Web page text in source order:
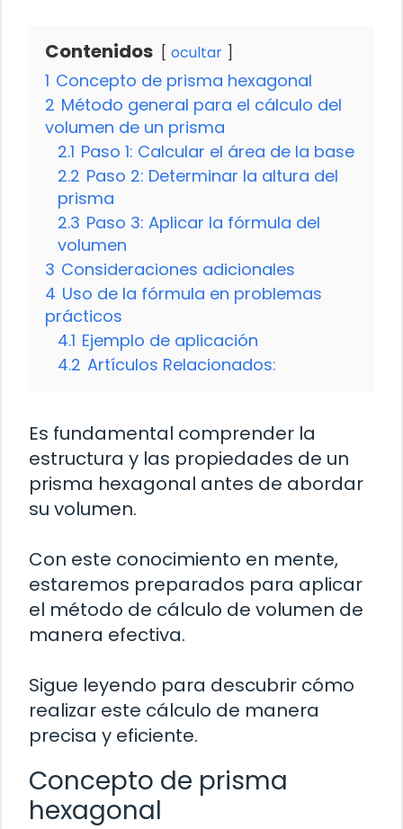
Contenidos ocultar
1 Concepto de prisma hexagonal
2 Método general para el cálculo del
volumen de un prisma
2.1 Paso 1: Calcular el área de la base
2.2 Paso 2: Determinar la altura del
prisma
2.3 Paso 3: Aplicar la fórmula del
volumen
3 Consideraciones adicionales
4 Uso de la fórmula en problemas
prácticos
4.1 Ejemplo de aplicación
4.2 Artículos Relacionados:
Es fundamental comprender la
estructura y las propiedades de un
prisma hexagonal antes de abordar
su volumen.
Con este conocimiento en mente,
estaremos preparados para aplicar
el método de cálculo de volumen de
manera efectiva.
Sigue leyendo para descubrir cómo
realizar este cálculo de manera
precisa y eficiente.
Concepto de prisma
hexagonal